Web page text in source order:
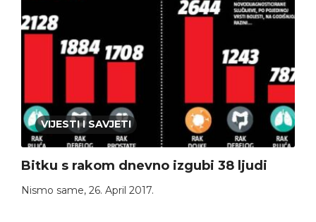
VIJESTI I SAVJETI
Bitku s rakom dnevno izgubi 38 ljudi
Nismo same, 26. April 2017.